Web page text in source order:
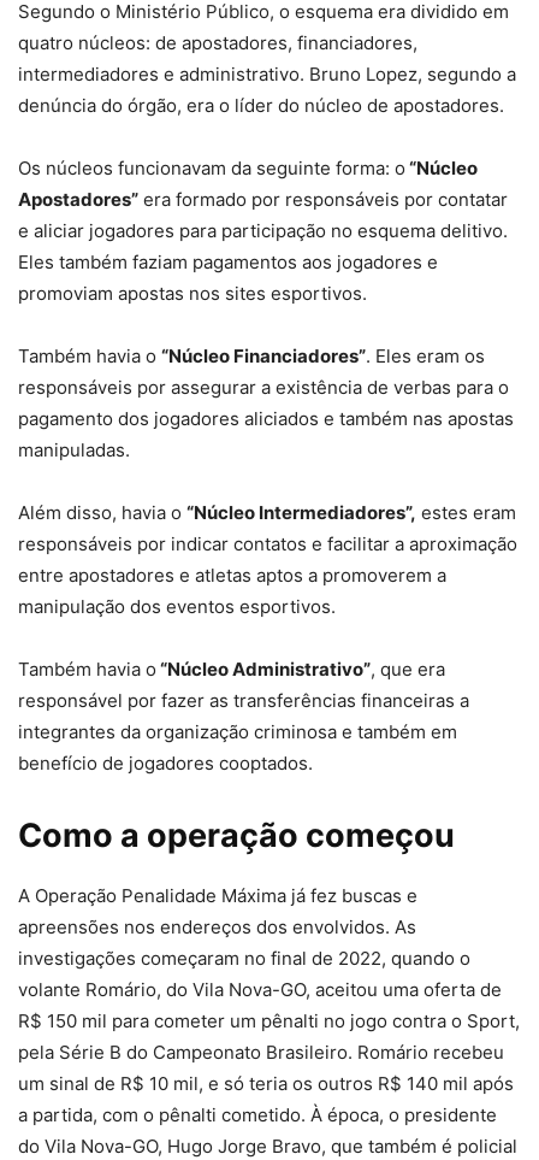
Segundo o Ministério Público, o esquema era dividido em
quatro núcleos: de apostadores, financiadores,
intermediadores e administrativo. Bruno Lopez, segundo a
denúncia do órgão, era o líder do núcleo de apostadores.
Os núcleos funcionavam da seguinte forma: o “Núcleo
Apostadores” era formado por responsáveis por contatar
e aliciar jogadores para participação no esquema delitivo.
Eles também faziam pagamentos aos jogadores e
promoviam apostas nos sites esportivos.
Também havia o “Núcleo Financiadores”. Eles eram os
responsáveis por assegurar a existência de verbas para o
pagamento dos jogadores aliciados e também nas apostas
manipuladas.
Além disso, havia o “Núcleo Intermediadores”, estes eram
responsáveis por indicar contatos e facilitar a aproximação
entre apostadores e atletas aptos a promoverem a
manipulação dos eventos esportivos.
Também havia o “Núcleo Administrativo”, que era
responsável por fazer as transferências financeiras a
integrantes da organização criminosa e também em
benefício de jogadores cooptados.
Como a operação começou
A Operação Penalidade Máxima já fez buscas e
apreensões nos endereços dos envolvidos. As
investigações começaram no final de 2022, quando o
volante Romário, do Vila Nova-GO, aceitou uma oferta de
R$ 150 mil para cometer um pênalti no jogo contra o Sport,
pela Série B do Campeonato Brasileiro. Romário recebeu
um sinal de R$ 10 mil, e só teria os outros R$ 140 mil após
a partida, com o pênalti cometido. À época, o presidente
do Vila Nova-GO, Hugo Jorge Bravo, que também é policial